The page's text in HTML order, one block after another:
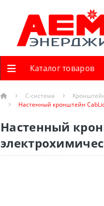
Каталог товаров
С-система
Настенный кронштейн
Настенный